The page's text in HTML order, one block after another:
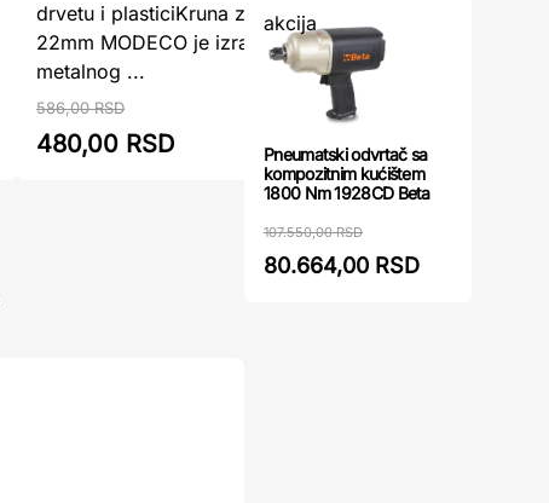
drvetu i plasticiKruna za bušenje HSS
22mm MODECO je izrađena od bi-
metalnog ...
586,00 RSD
480,00 RSD
akcija
Pneumatski odvrtač sa
kompozitnim kućištem
1800 Nm 1928CD Beta
107.550,00 RSD
80.664,00 RSD